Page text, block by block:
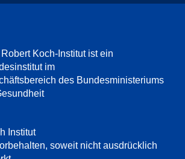
Robert Koch-Institut ist ein
im
des Bundesministeriums
Institut
soweit nicht ausdrücklich